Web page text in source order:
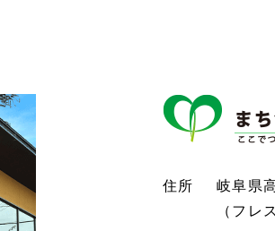
住所
岐阜県
（フレ